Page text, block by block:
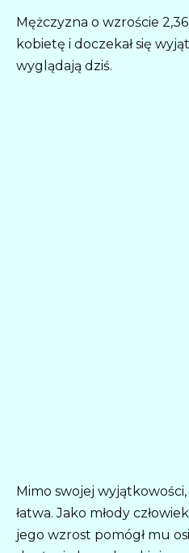
Mężczyzna o wzroście
kobietę i doczekał się
wyglądają dziś.
Mimo swojej wyjątkowości,
łatwa. Jako młody
jego wzrost pomógł mu